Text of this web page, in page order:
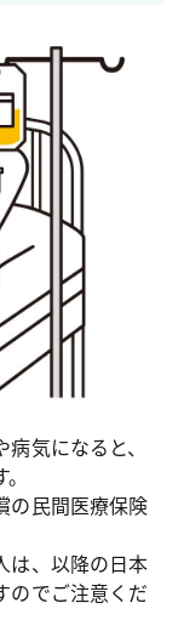
気になると、
の民間医療保険
は、以降の日本
のでご注意くだ